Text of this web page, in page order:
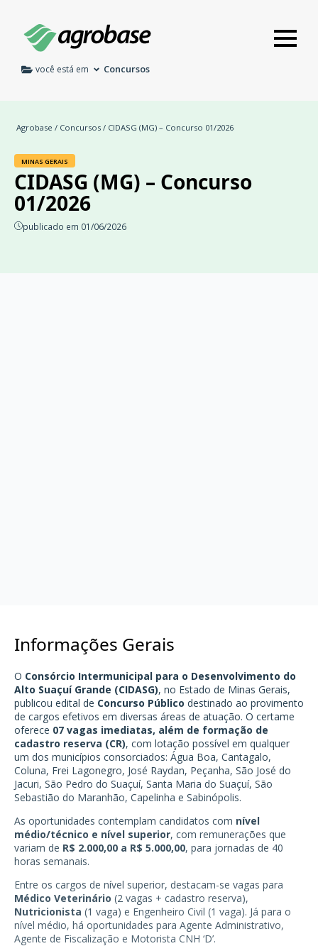
você está em Concursos
Agrobase / Concursos / CIDASG (MG) – Concurso 01/2026
MINAS GERAIS
CIDASG (MG) – Concurso
01/2026
publicado em 01/06/2026
Informações Gerais
O Consórcio Intermunicipal para o Desenvolvimento do
Alto Suaçuí Grande (CIDASG), no Estado de Minas Gerais,
publicou edital de Concurso Público destinado ao provimento
de cargos efetivos em diversas áreas de atuação. O certame
oferece 07 vagas imediatas, além de formação de
cadastro reserva (CR), com lotação possível em qualquer
um dos municípios consorciados: Água Boa, Cantagalo,
Coluna, Frei Lagonegro, José Raydan, Peçanha, São José do
Jacuri, São Pedro do Suaçuí, Santa Maria do Suaçuí, São
Sebastião do Maranhão, Capelinha e Sabinópolis.
As oportunidades contemplam candidatos com nível
médio/técnico e nível superior, com remunerações que
variam de R$ 2.000,00 a R$ 5.000,00, para jornadas de 40
horas semanais.
Entre os cargos de nível superior, destacam-se vagas para
Médico Veterinário (2 vagas + cadastro reserva),
Nutricionista (1 vaga) e Engenheiro Civil (1 vaga). Já para o
nível médio, há oportunidades para Agente Administrativo,
Agente de Fiscalização e Motorista CNH ‘D’.